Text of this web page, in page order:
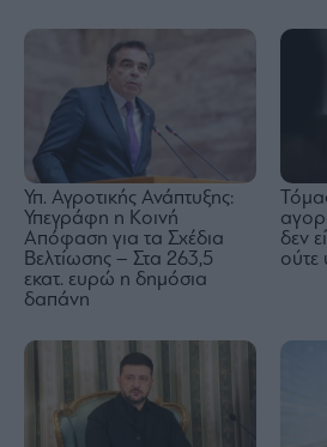
Υπ. Αγροτικής Ανάπτυξης:
Υπεγράφη η Κοινή
Απόφαση για τα Σχέδια
Βελτίωσης – Στα 263,5
εκατ. ευρώ η δημόσια
δαπάνη
δεν
ούτε